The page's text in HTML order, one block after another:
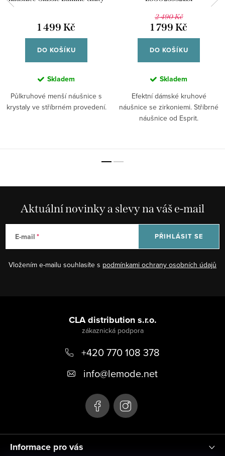
1 499 Kč
DO KOŠÍKU
Skladem
Půlkruhové menší náušnice s
krystaly ve stříbrném provedení.
2 490 Kč
1 799 Kč
DO KOŠÍKU
Skladem
Efektní dámské kruhové
náušnice se zirkoniemi. Stříbrné
náušnice od Esprit.
Aktuální novinky a slevy na váš e-mail
E-mail
Vložením e-mailu souhlasíte s podmínkami ochrany osobních údajů
PŘIHLÁSIT SE
Informace pro vás
CLA distribution s.r.o.
+420 770 108 378
info@lemode.net